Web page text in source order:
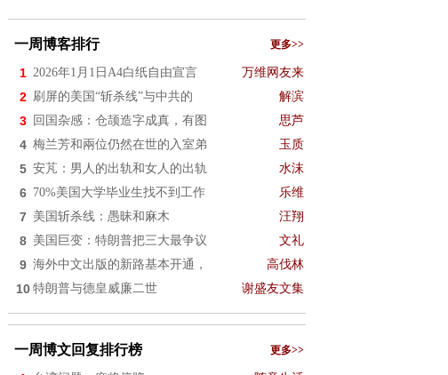
一周博客排行 更多>>
1 2026年1月1日A4白纸自由宣言 万维网友来
2 刷屏的美国“斩杀线”与中共的 解滨
3 回国杂感：仓颉造字成真，有图 思芦
4 梅兰芳和兩位仍然在世的入室弟 玉质
5 安芃：男人的出轨和女人的出轨 水沫
6 70%美国大学毕业生找不到工作 乐维
7 美国斩杀线：愚昧和麻木 汪翔
8 美国巨变：特朗普把三大最争议 文礼
9 海外中文出版的新路基本开通， 高伐林
10 特朗普与德皇威廉二世 谢盛友文集
一周博文回复排行榜 更多>>